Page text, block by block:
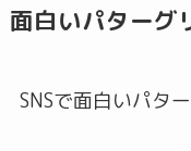
面白いパターグ
SNSで面白いパタ